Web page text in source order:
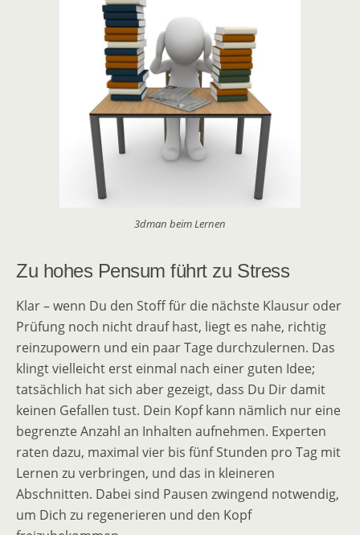
3dman beim Lernen
Zu hohes Pensum führt zu Stress
Klar – wenn Du den Stoff für die nächste Klausur oder
Prüfung noch nicht drauf hast, liegt es nahe, richtig
reinzupowern und ein paar Tage durchzulernen. Das
klingt vielleicht erst einmal nach einer guten Idee;
tatsächlich hat sich aber gezeigt, dass Du Dir damit
keinen Gefallen tust. Dein Kopf kann nämlich nur eine
begrenzte Anzahl an Inhalten aufnehmen. Experten
raten dazu, maximal vier bis fünf Stunden pro Tag mit
Lernen zu verbringen, und das in kleineren
Abschnitten. Dabei sind Pausen zwingend notwendig,
um Dich zu regenerieren und den Kopf